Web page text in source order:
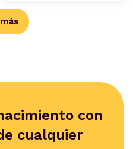
con
cualquier